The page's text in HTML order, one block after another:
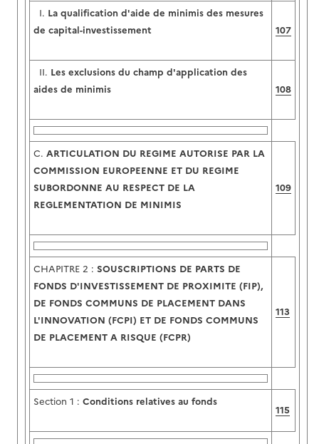
I. La qualification d'aide de minimis des mesures
de capital-investissement
107
II. Les exclusions du champ d'application des
aides de minimis
108
C. ARTICULATION DU REGIME AUTORISE PAR LA
COMMISSION EUROPEENNE ET DU REGIME
SUBORDONNE AU RESPECT DE LA
REGLEMENTATION DE MINIMIS
109
CHAPITRE 2 : SOUSCRIPTIONS DE PARTS DE
FONDS D'INVESTISSEMENT DE PROXIMITE (FIP),
DE FONDS COMMUNS DE PLACEMENT DANS
L'INNOVATION (FCPI) ET DE FONDS COMMUNS
DE PLACEMENT A RISQUE (FCPR)
113
Section 1 : Conditions relatives au fonds
115